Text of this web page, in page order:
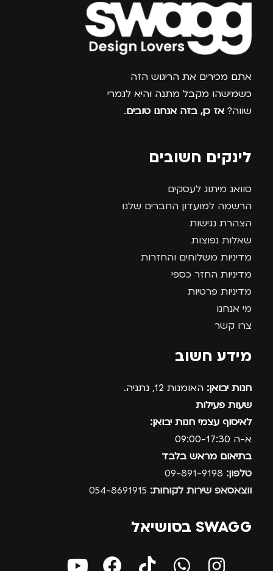
צרפו אותי למועדון
אתם מכירים את הריגוש הזה
כשמישהו מקבל מתנה והיא לגמרי
שווה? אז כן, בזה אנחנו טובים.
לינקים חשובים
סוואג מיתוג לעסקים
הרשמה למועדון החברים שלנו
הצהרת נגישות
שאלות נפוצות
מדיניות משלוחים והחזרות
מדיניות החזר כספי
מדיניות פרטיות
מי אנחנו
צרו קשר
מידע חשוב
חנות יבואן: האומנות 12, נתניה.
שעות פעילות
לאיסוף עצמי חנות יבואן:
א-ה 09:00-17:30
בתיאום מראש בלבד
טלפון:
ווצאסאפ שירות לקוחות:
SWAGG בסושיאל